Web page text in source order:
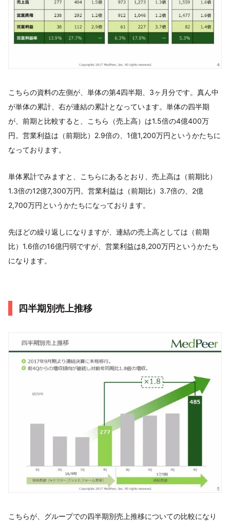
こちらの資料の左側が、単体の第4四半期、3ヶ月分です。真ん中
が単体の累計、右が連結の累計となっています。単体の四半期
が、前期と比較すると、こちら（売上高）は1.5倍の4億400万
円。営業利益は（前期比）2.9倍の、1億1,200万円というかたちに
なっております。
単体累計でみますと、こちらにあるとおり、売上高は（前期比）
1.3倍の12億7,300万円。営業利益は（前期比）3.7倍の、2億
2,700万円というかたちになっております。
先ほどの繰り返しになりますが、連結の売上高としては（前期
比）1.6倍の16億円弱ですが、営業利益は8,200万円というかたち
になります。
四半期別売上推移
こちらが、グループでの四半期別売上推移についての比較になり